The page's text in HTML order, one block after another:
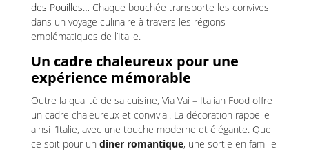
des Pouilles… Chaque bouchée transporte les convives
dans un voyage culinaire à travers les régions
emblématiques de l’Italie.
Un cadre chaleureux pour une
expérience mémorable
Outre la qualité de sa cuisine, Via Vai – Italian Food offre
un cadre chaleureux et convivial. La décoration rappelle
ainsi l’Italie, avec une touche moderne et élégante. Que
ce soit pour un dîner romantique, une sortie en famille